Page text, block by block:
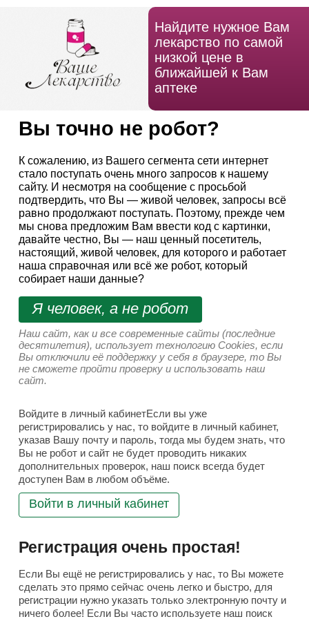
Найдите нужное Вам
лекарство по самой
низкой цене в
ближайшей к Вам
аптеке
Вы точно не робот?
К сожалению, из Вашего сегмента сети интернет
стало поступать очень много запросов к нашему
сайту. И несмотря на сообщение с просьбой
подтвердить, что Вы — живой человек, запросы всё
равно продолжают поступать. Поэтому, прежде чем
мы снова предложим Вам ввести код с картинки,
давайте честно, Вы — наш ценный посетитель,
настоящий, живой человек, для которого и работает
наша справочная или всё же робот, который
собирает наши данные?
Я человек, а не робот
Наш сайт, как и все современные сайты (последние
десятилетия), использует технологию Cookies, если
Вы отключили её поддержку у себя в браузере, то Вы
не сможете пройти проверку и использовать наш
сайт.
Войдите в личный кабинетЕсли вы уже
регистрировались у нас, то войдите в личный кабинет,
указав Вашу почту и пароль, тогда мы будем знать, что
Вы не робот и сайт не будет проводить никаких
дополнительных проверок, наш поиск всегда будет
доступен Вам в любом объёме.
Войти в личный кабинет
Регистрация очень простая!
Если Вы ещё не регистрировались у нас, то Вы можете
сделать это прямо сейчас очень легко и быстро, для
регистрации нужно указать только электронную почту и
ничего более! Если Вы часто используете наш поиск